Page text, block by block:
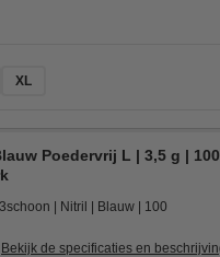
XL
Poedervrij L | 3,5 g |
Nitril Blauw 100
Bekijk de specificaties en